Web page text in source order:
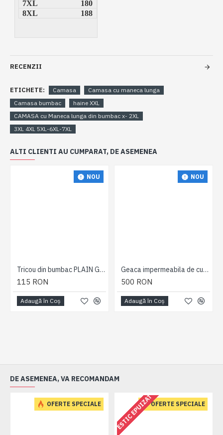
7XL
180
8XL
188
RECENZII
ETICHETE: Camasa
Camasa cu maneca lunga
Camasa bumbac
haine XXL
CAMASA cu Maneca lunga din bumbac x- 2XL
3XL 4XL 5XL-6XL-7XL
ALTI CLIENTI AU CUMPARAT, DE ASEMENEA
NOU
Tricou din bumbac PLAIN GRI - T-SHIRT PLAIN GREY - 2XL 3XL 4XL 5XL 6XL 7XL
115 RON
Adaugă în Coş
NOU
Geaca impermeabila de culoare neagra - SOFT SHELL PANELLED 2XL 3XL 4XL 5XL 6XL 7XL
500 RON
Adaugă în Coş
DE ASEMENEA, VA RECOMANDAM
OFERTE SPECIALE OFERTE SPECIALE
ESTIC EPUIZAT